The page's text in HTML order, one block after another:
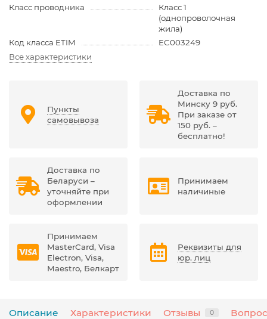
Класс проводника
Класс 1
(однопроволочная
жила)
Код класса ETIM
EC003249
Все характеристики
Пункты
самовывоза
Доставка по
Минску 9 руб.
При заказе от
150 руб. –
бесплатно!
Доставка по
Беларуси –
уточняйте при
оформлении
Принимаем
наличиные
Принимаем
MasterCard, Visa
Electron, Visa,
Maestro, Белкарт
Реквизиты для
юр. лиц
Описание Характеристики Отзывы 0